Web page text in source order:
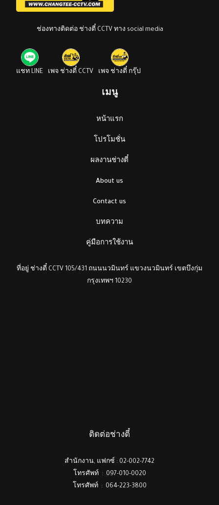
ช่องทางติดต่อ ช่างตี๋ CCTV ทาง social media
แชท LINE เพจ ช่างตี๋ CCTV เพจ ช่างตี๋ กรุ๊ป
เมนู
หน้าแรก
โปรโมชั่น
ผลงานช่างตี๋
About us
Contact us
บทความ
คู่มือการใช้งาน
ที่อยู่ ช่างตี๋ CCTV 105/431 ถนนนวมินทร์ แขวงนวมินทร์ เขตบึงกุ่ม
กรุงเทพฯ 10230
ติดต่อช่างตี๋
สำนักงาน, แฟกซ์ : 02-002-7742
โทรศัพท์ : 097-010-0020
โทรศัพท์ : 064-223-3800